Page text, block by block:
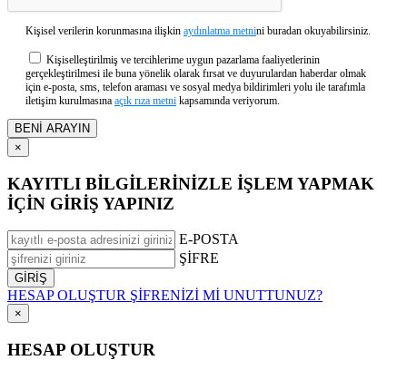
Kişisel verilerin korunmasına ilişkin aydınlatma metnini buradan okuyabilirsiniz.
Kişiselleştirilmiş ve tercihlerime uygun pazarlama faaliyetlerinin
gerçekleştirilmesi ile buna yönelik olarak fırsat ve duyurulardan haberdar olmak
için e-posta, sms, telefon araması ve sosyal medya bildirimleri yolu ile tarafımla
iletişim kurulmasına açık rıza metni kapsamında veriyorum.
×
KAYITLI BİLGİLERİNİZLE İŞLEM YAPMAK
İÇİN GİRİŞ YAPINIZ
E-POSTA
ŞİFRE
HESAP OLUŞTUR ŞİFRENİZİ Mİ UNUTTUNUZ?
×
HESAP OLUŞTUR